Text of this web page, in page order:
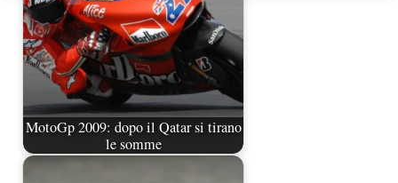
MotoGp 2009: dopo il Qatar si tirano
le somme